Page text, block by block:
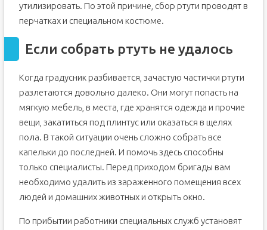
утилизировать. По этой причине, сбор ртути проводят в
перчатках и специальном костюме.
Если собрать ртуть не удалось
Когда градусник разбивается, зачастую частички ртути
разлетаются довольно далеко. Они могут попасть на
мягкую мебель, в места, где хранятся одежда и прочие
вещи, закатиться под плинтус или оказаться в щелях
пола. В такой ситуации очень сложно собрать все
капельки до последней. И помочь здесь способны
только специалисты. Перед приходом бригады вам
необходимо удалить из зараженного помещения всех
людей и домашних животных и открыть окно.
По прибытии работники специальных служб установят